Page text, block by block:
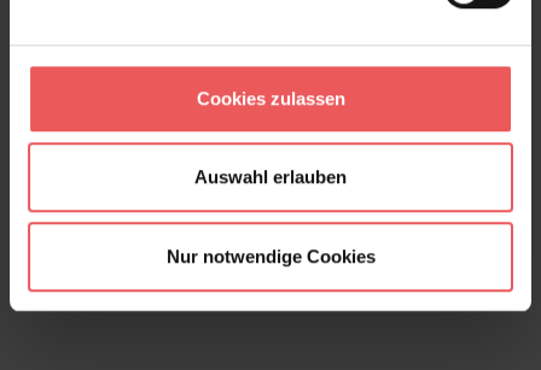
Cookies zulassen
Auswahl erlauben
Nur notwendige Cookies